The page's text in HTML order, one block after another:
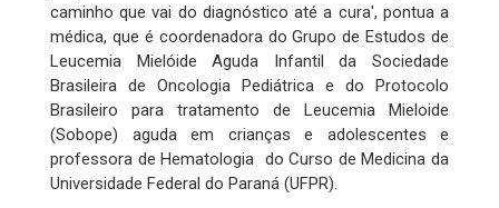
caminho que vai do diagnóstico até a cura', pontua a
médica, que é coordenadora do Grupo de Estudos de
Leucemia Mielóide Aguda Infantil da Sociedade
Brasileira de Oncologia Pediátrica e do Protocolo
Brasileiro para tratamento de Leucemia Mieloide
(Sobope) aguda em crianças e adolescentes e
professora de Hematologia do Curso de Medicina da
Universidade Federal do Paraná (UFPR).